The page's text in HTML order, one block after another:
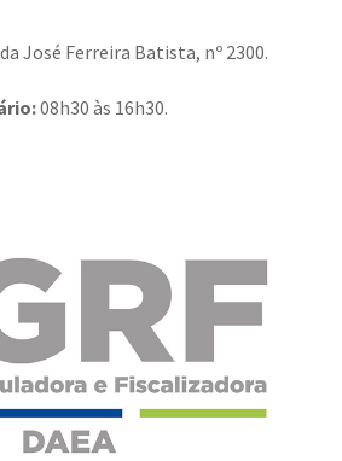
José Ferreira Batista, nº 2300.
08h30 às 16h30.